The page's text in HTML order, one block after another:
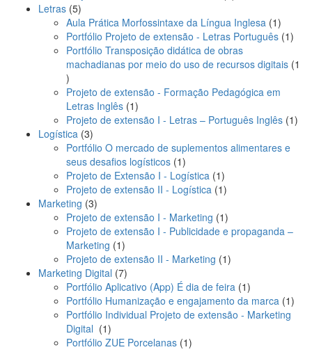
Letras 55
produtos
Aula Prática Morfossintaxe da Língua Inglesa 11
produto
Portfólio Projeto de extensão - Letras Português 11
Portfólio Transposição didática de obras
machadianas por meio do uso de recursos digitais 1
1
produto
Projeto de extensão - Formação Pedagógica em
Letras Inglês 11
produto
Projeto de extensão I - Letras – Português Inglês 11
Logística 33
produtos
Portfólio O mercado de suplementos alimentares e
seus desafios logísticos 11
produto
Projeto de Extensão I - Logística 11
produto
Projeto de extensão II - Logística 11
Marketing 33
produtos
Projeto de extensão I - Marketing 11
produto
Projeto de extensão I - Publicidade e propaganda –
Marketing 11
produto
Projeto de extensão II - Marketing 11
Marketing Digital 77
produtos
Portfólio Aplicativo (App) É dia de feira 11
produto
Portfólio Humanização e engajamento da marca 11
Portfólio Individual Projeto de extensão - Marketing
Digital
11
produto
Portfólio ZUE Porcelanas 11